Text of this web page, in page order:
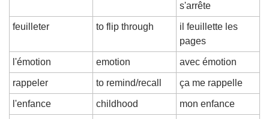
s'arrête
feuilleter to flip through
il feuillette les
pages
l'émotion emotion avec émotion
rappeler to remind/recall ça me rappelle
l'enfance childhood mon enfance